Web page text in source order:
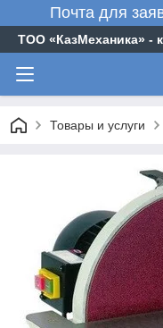
Почта для
ТОО «‎КазМеханика» -
Товары и услуги